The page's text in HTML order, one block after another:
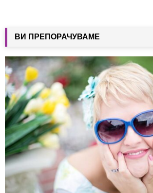
ВИ ПРЕПОРАЧУВАМЕ